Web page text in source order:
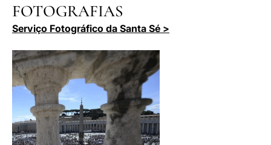
FOTOGRAFIAS
Serviço Fotográfico da Santa Sé >